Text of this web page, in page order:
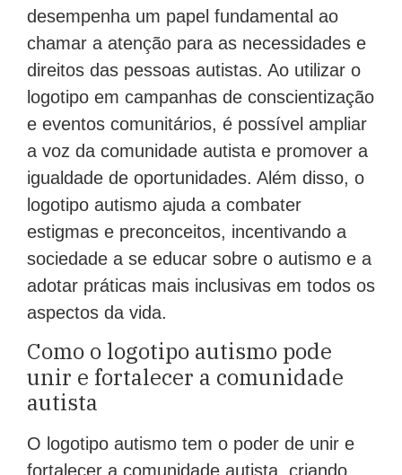
desempenha um papel fundamental ao
chamar a atenção para as necessidades e
direitos das pessoas autistas. Ao utilizar o
logotipo em campanhas de conscientização
e eventos comunitários, é possível ampliar
a voz da comunidade autista e promover a
igualdade de oportunidades. Além disso, o
logotipo autismo ajuda a combater
estigmas e preconceitos, incentivando a
sociedade a se educar sobre o autismo e a
adotar práticas mais inclusivas em todos os
aspectos da vida.
Como o logotipo autismo pode
unir e fortalecer a comunidade
autista
O logotipo autismo tem o poder de unir e
fortalecer a comunidade autista, criando